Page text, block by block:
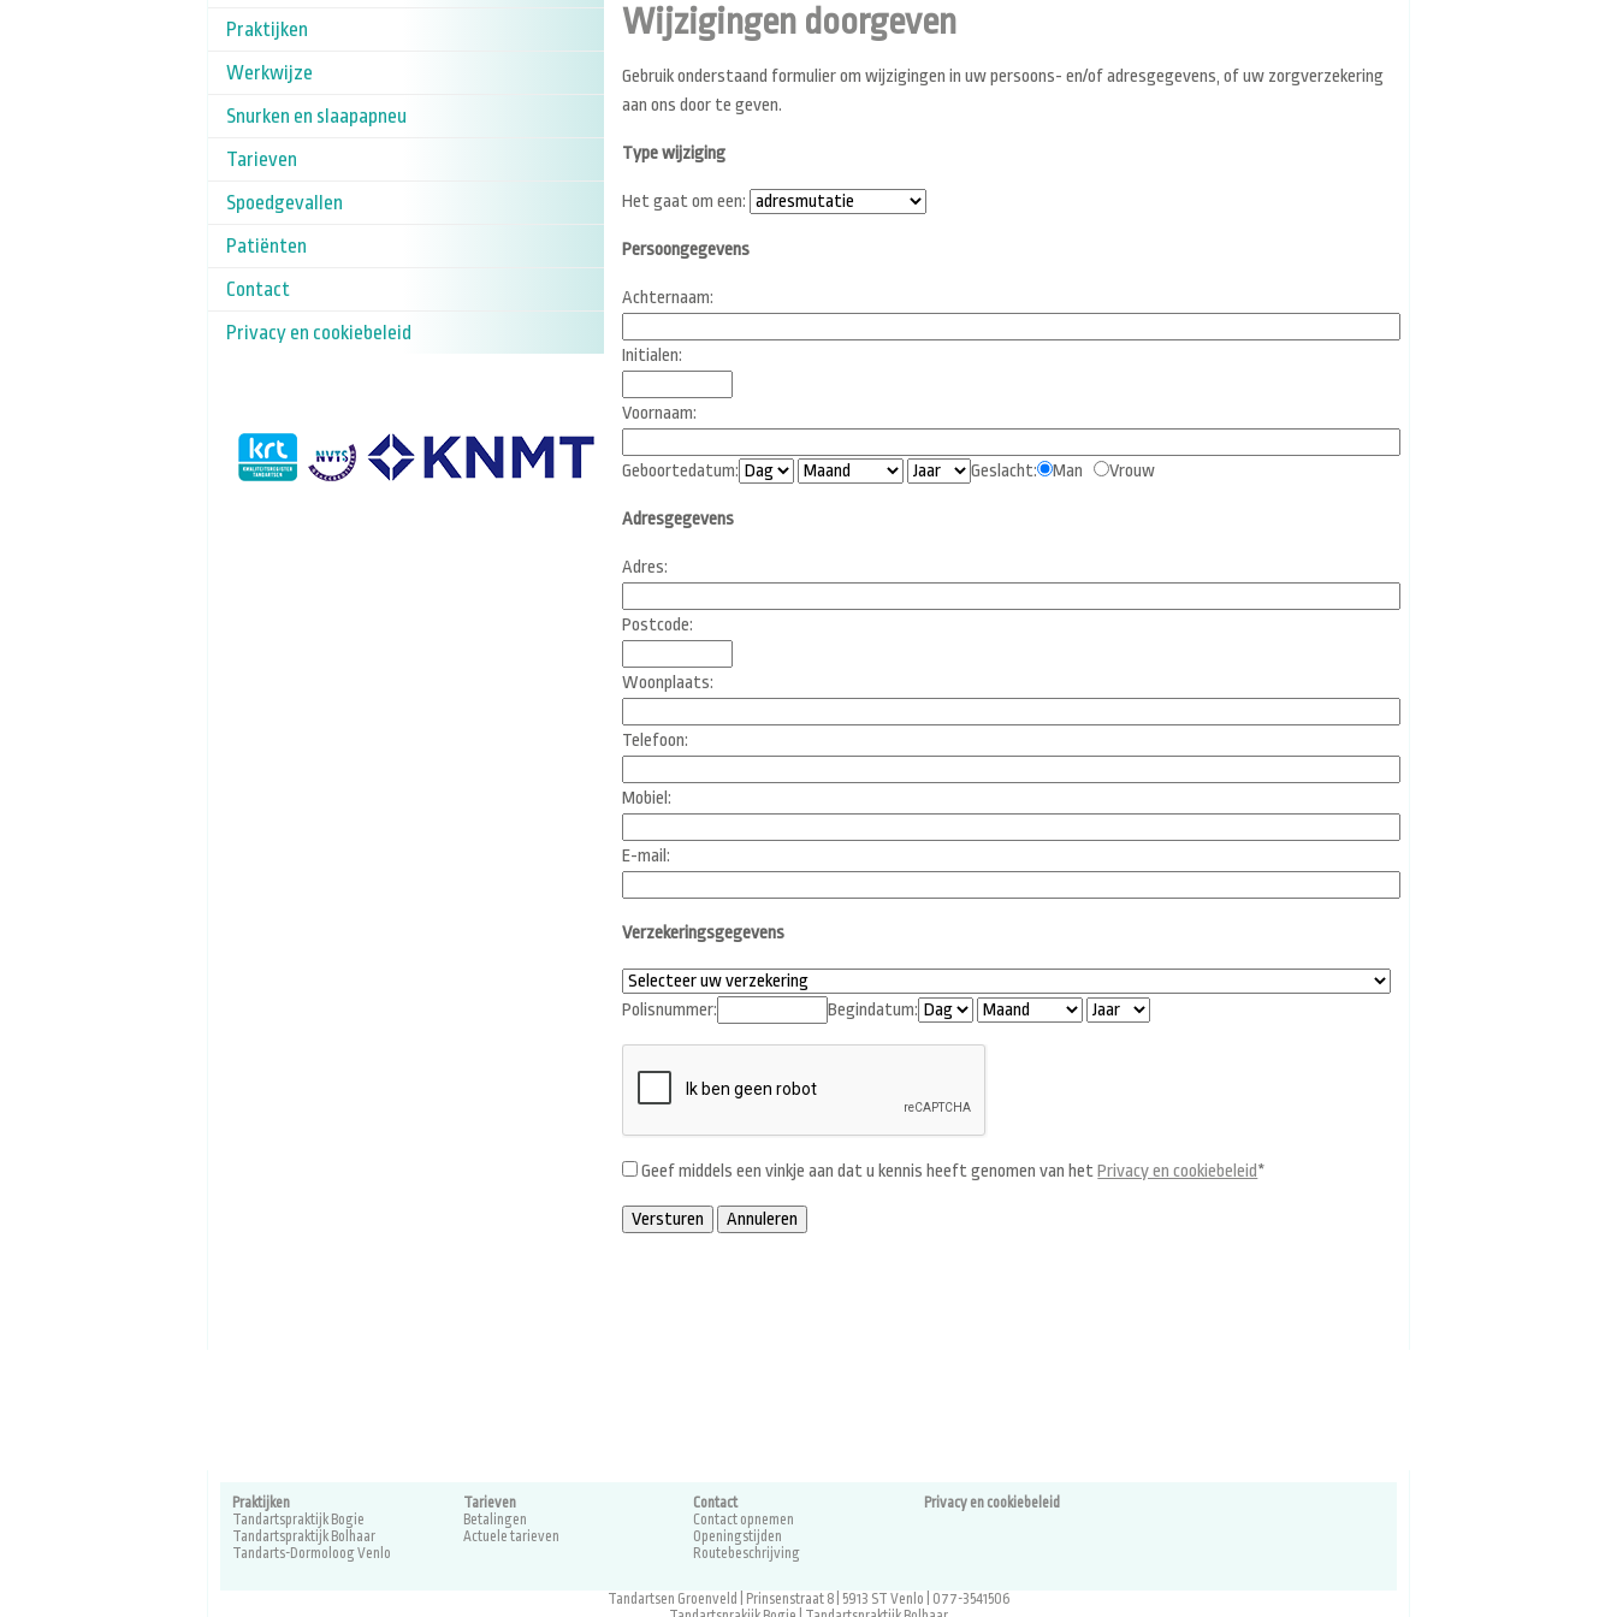
Praktijken
Werkwijze
Snurken en slaapapneu
Tarieven
Spoedgevallen
Patiënten
Contact
Privacy en cookiebeleid
Wijzigingen doorgeven
Gebruik onderstaand formulier om wijzigingen in uw persoons- en/of adresgegevens, of uw zorgverzekering
aan ons door te geven.
Type wijziging
Het gaat om een:
Persoongegevens
Achternaam:
Initialen:
Voornaam:
Geboortedatum: Geslacht: Man Vrouw
Adresgegevens
Adres:
Postcode:
Woonplaats:
Telefoon:
Mobiel:
E-mail:
Verzekeringsgegevens
Polisnummer: Begindatum:
Geef middels een vinkje aan dat u kennis heeft genomen van hetPrivacy en cookiebeleid*
Praktijken
Tandartspraktijk Bogie
Tandartspraktijk Bolhaar
Tandarts-Dormoloog Venlo
Tarieven
Betalingen
Actuele tarieven
Contact
Contact opnemen
Openingstijden
Routebeschrijving
Privacy en cookiebeleid
Tandartsen Groenveld | Prinsenstraat 8 | 5913 ST Venlo | 077-3541506